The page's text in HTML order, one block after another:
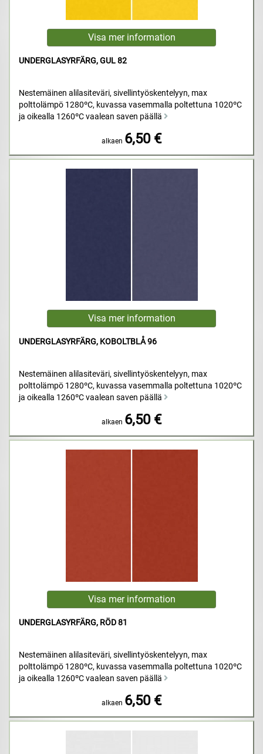
UNDERGLASYRFÄRG, GUL 82
Nestemäinen alilasiteväri, sivellintyöskentelyyn, max
polttolämpö 1280ºC, kuvassa vasemmalla poltettuna 1020ºC
ja oikealla 1260ºC vaalean saven päällä
alkaen 6,50 €
UNDERGLASYRFÄRG, KOBOLTBLÅ 96
Nestemäinen alilasiteväri, sivellintyöskentelyyn, max
polttolämpö 1280ºC, kuvassa vasemmalla poltettuna 1020ºC
ja oikealla 1260ºC vaalean saven päällä
alkaen 6,50 €
UNDERGLASYRFÄRG, RÖD 81
Nestemäinen alilasiteväri, sivellintyöskentelyyn, max
polttolämpö 1280ºC, kuvassa vasemmalla poltettuna 1020ºC
ja oikealla 1260ºC vaalean saven päällä
alkaen 6,50 €